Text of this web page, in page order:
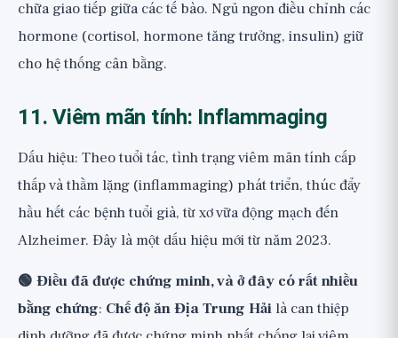
chữa giao tiếp giữa các tế bào. Ngủ ngon điều chỉnh các
hormone (cortisol, hormone tăng trưởng, insulin) giữ
cho hệ thống cân bằng.
11. Viêm mãn tính: Inflammaging
Dấu hiệu: Theo tuổi tác, tình trạng viêm mãn tính cấp
thấp và thầm lặng (inflammaging) phát triển, thúc đẩy
hầu hết các bệnh tuổi già, từ xơ vữa động mạch đến
Alzheimer. Đây là một dấu hiệu mới từ năm 2023.
🟢 Điều đã được chứng minh, và ở đây có rất nhiều
bằng chứng: Chế độ ăn Địa Trung Hải là can thiệp